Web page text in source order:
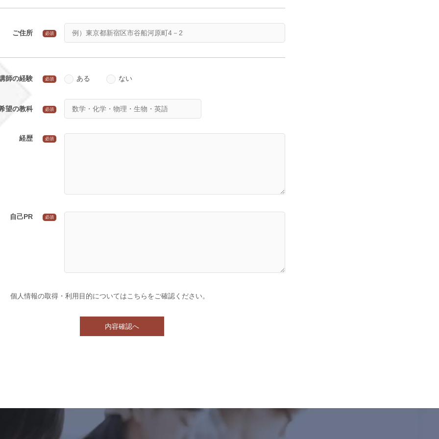
ご住所 必須
師の経験 必須 ある ない
望の教科 必須
経歴 必須
自己PR 必須
個人情報の取得・利用目的についてはこちらをご確認ください。
内容確認へ